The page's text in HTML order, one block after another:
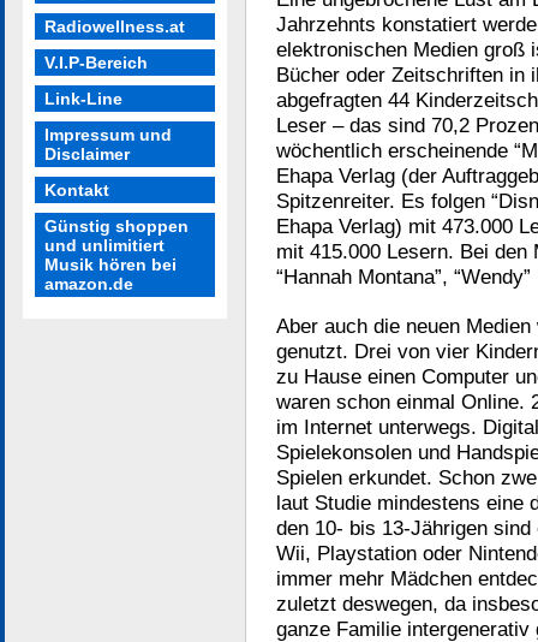
Radiowellness.at
V.I.P-Bereich
Link-Line
Impressum und
Disclaimer
Kontakt
Günstig shoppen
und unlimitiert
Musik hören bei
amazon.de
Jahrzehnts konstatiert
elektronischen Medien groß
Bücher oder Zeitschriften in
abgefragten 44
Leser – das sind 70,2
wöchentlich erscheinende
Ehapa Verlag (der
Spitzenreiter. Es folgen
Ehapa Verlag) mit 473.000
mit 415.000 Lesern. Bei
“Hannah Montana”,
Aber auch die neuen
genutzt. Drei von vier
zu Hause einen Computer
waren schon einmal Online.
im Internet unterwegs.
Spielekonsolen und
Spielen erkundet. Schon
laut Studie mindestens eine
den 10- bis 13-Jährigen
Wii, Playstation oder
immer mehr Mädchen
zuletzt deswegen, da
ganze Familie intergenerativ